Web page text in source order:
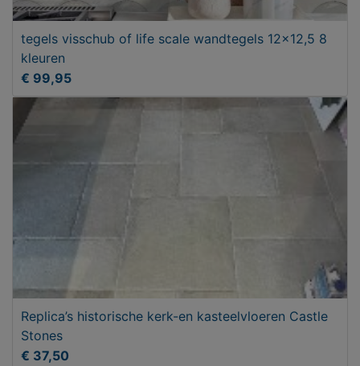
tegels visschub of life scale wandtegels 12x12,5 8
kleuren
€ 99,95
Replica’s historische kerk-en kasteelvloeren Castle
Stones
€ 37,50